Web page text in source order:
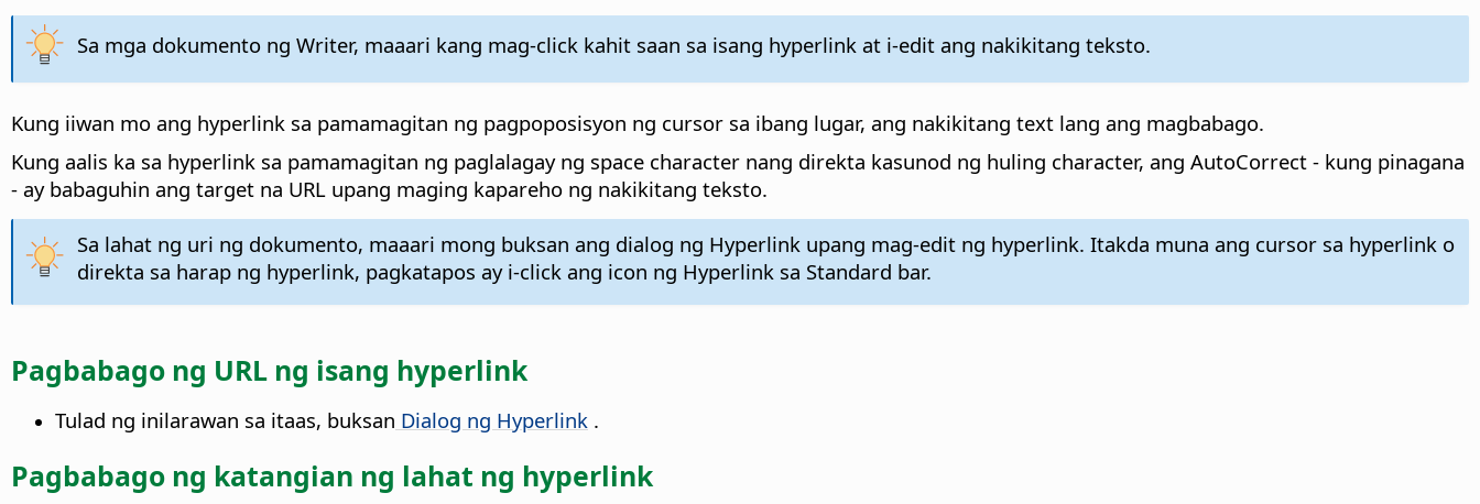
Sa mga dokumento ng Writer, maaari kang mag-click kahit saan sa isang hyperlink at i-edit ang nakikitang teksto.
Kung iiwan mo ang hyperlink sa pamamagitan ng pagpoposisyon ng cursor sa ibang lugar, ang nakikitang text lang ang magbabago.
Kung aalis ka sa hyperlink sa pamamagitan ng paglalagay ng space character nang direkta kasunod ng huling character, ang AutoCorrect - kung pinagana
- ay babaguhin ang target na URL upang maging kapareho ng nakikitang teksto.
Sa lahat ng uri ng dokumento, maaari mong buksan ang dialog ng Hyperlink upang mag-edit ng hyperlink. Itakda muna ang cursor sa hyperlink o
direkta sa harap ng hyperlink, pagkatapos ay i-click ang icon ng Hyperlink sa Standard bar.
Pagbabago ng URL ng isang hyperlink
Tulad ng inilarawan sa itaas, buksan Dialog ng Hyperlink .
Pagbabago ng katangian ng lahat ng hyperlink